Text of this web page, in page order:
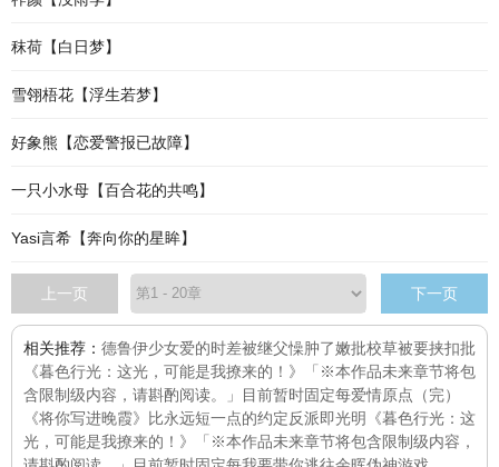
秣荷【白日梦】
雪翎梧花【浮生若梦】
好象熊【恋爱警报已故障】
一只小水母【百合花的共鸣】
Yasi言希【奔向你的星眸】
上一页 下一页
相关推荐： 德鲁伊少女爱的时差被继父懆肿了嫩批校草被要挟扣批
《暮色行光：这光，可能是我撩来的！》「※本作品未来章节将包
含限制级内容，请斟酌阅读。」目前暂时固定每爱情原点（完）
《将你写进晚霞》
比永远短一点的约定反派即光明
《暮色行光：这
光，可能是我撩来的！》「※本作品未来章节将包含限制级内容，